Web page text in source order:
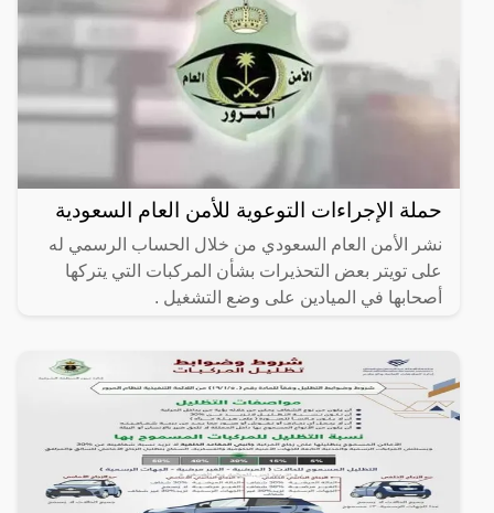
حملة الإجراءات التوعوية للأمن العام السعودية
نشر الأمن العام السعودي من خلال الحساب الرسمي له
على تويتر بعض التحذيرات بشأن المركبات التي يتركها
أصحابها في الميادين على وضع التشغيل .